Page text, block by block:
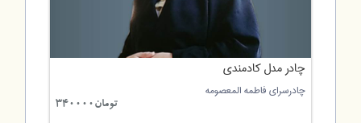
چادر مدل کادمندی
چادرسرای فاطمه المعصومه
تومان340000